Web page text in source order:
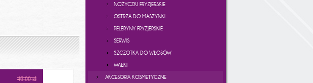
46.00 zł
NOŻYCZKI FRYZJERSKIE
OSTRZA DO MASZYNKI
PELERYNY FRYZJERSKIE
SERWIS
SZCZOTKA DO WŁOSÓW
WAŁKI
AKCESORIA KOSMETYCZNE